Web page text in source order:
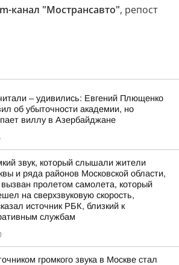
канал "Мострансавто", репост
– удивились: Евгений Плющенко
об убыточности академии, но
виллу в Азербайджане
звук, который слышали жители
и ряда районов Московской области,
пролетом самолета, который
на сверхзвуковую скорость,
источник РБК, близкий к
службам
громкого звука в Москве стал